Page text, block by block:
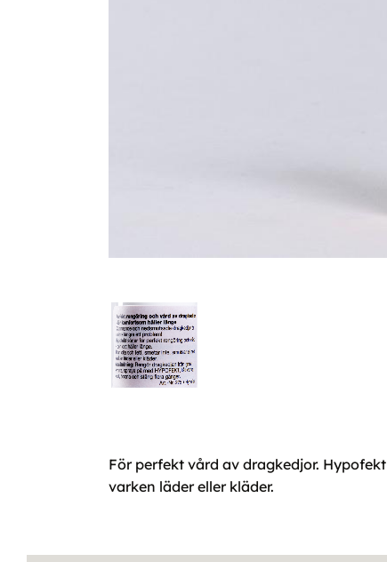
För perfekt vård av dragkedjor.
varken läder eller kläder.